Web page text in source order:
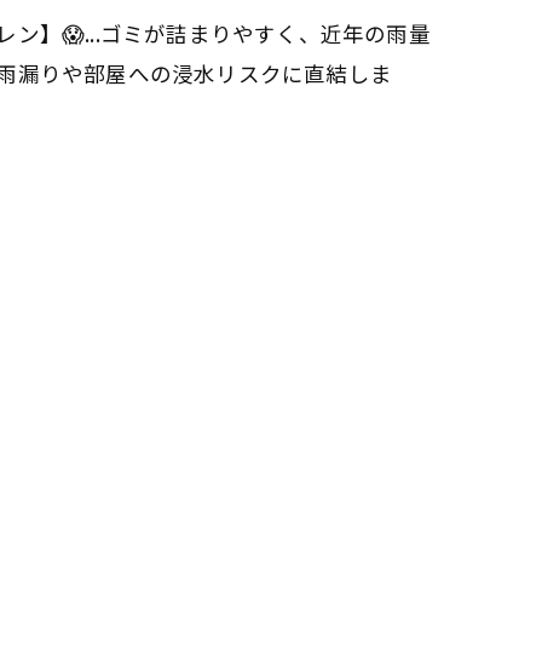
ン】😱...ゴミが詰まりやすく、近年の雨量
漏りや部屋への浸水リスクに直結しま